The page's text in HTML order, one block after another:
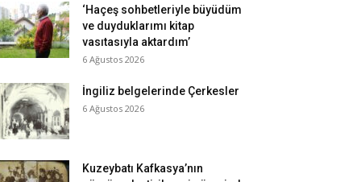
‘Haçeş sohbetleriyle büyüdüm
ve duyduklarımı kitap
vasıtasıyla aktardım’
6 Ağustos 2026
İngiliz belgelerinde Çerkesler
6 Ağustos 2026
Kuzeybatı Kafkasya’nın